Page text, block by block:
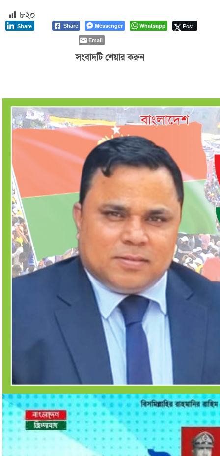
৮২০
Share Messenger Whatsapp Post
Share
Email
সংবাদটি শেয়ার করুন